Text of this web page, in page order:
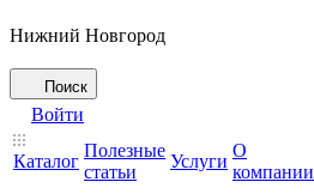
Нижний Новгород
Поиск
Войти
Каталог
Полезные
статьи
Услуги
О
компании